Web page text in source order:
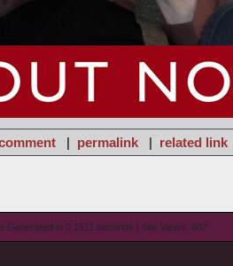
| permalink| related link
Generated in 0.1511 seconds | Site Views: 607